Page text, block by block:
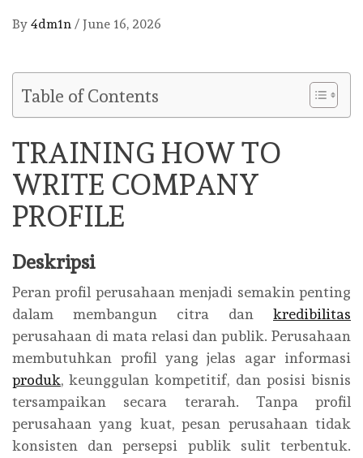
By 4dm1n / June 16, 2026
Table of Contents
TRAINING HOW TO
WRITE COMPANY
PROFILE
Deskripsi
Peran profil perusahaan menjadi semakin penting
dalam membangun citra dan kredibilitas
perusahaan di mata relasi dan publik. Perusahaan
membutuhkan profil yang jelas agar informasi
produk, keunggulan kompetitif, dan posisi bisnis
tersampaikan secara terarah. Tanpa profil
perusahaan yang kuat, pesan perusahaan tidak
konsisten dan persepsi publik sulit terbentuk.